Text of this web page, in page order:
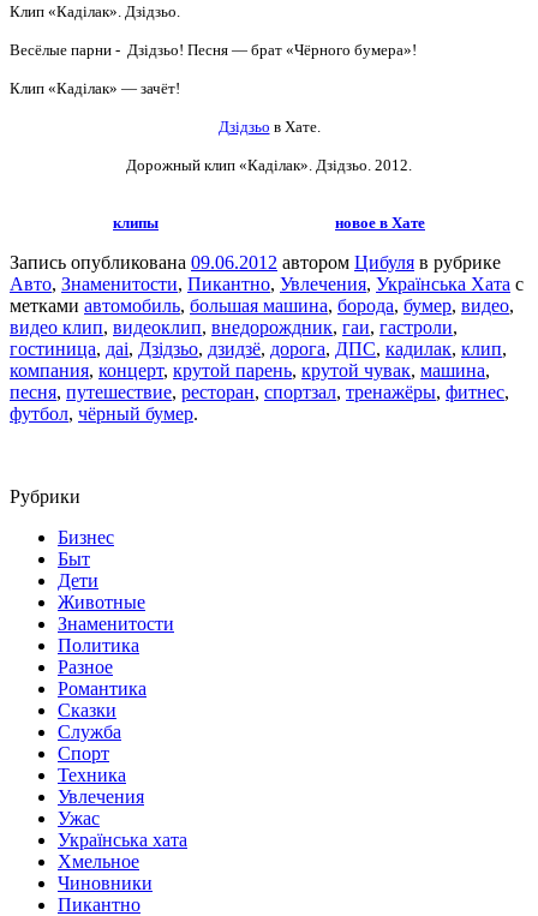
Клип «Каділак». Дзідзьо.
Весёлые парни - Дзідзьо! Песня — брат «Чёрного бумера»!
Клип «Каділак» — зачёт!
Дзідзьо в Хате.
Дорожный клип «Каділак». Дзідзьо . 2012.
клипы новое в Хате
Запись опубликована 09.06.2012 автором Цибуля в рубрике
Авто, Знаменитости, Пикантно, Увлечения, Українська Хата с
метками автомобиль, большая машина, борода, бумер, видео,
видео клип, видеоклип, внедорождник, гаи, гастроли,
гостиница, даі, Дзідзьо, дзидзё, дорога, ДПС, кадилак, клип,
компания, концерт, крутой парень, крутой чувак, машина,
песня, путешествие, ресторан, спортзал, тренажёры, фитнес,
футбол, чёрный бумер.
Рубрики
Бизнес
Быт
Дети
Животные
Знаменитости
Политика
Разное
Романтика
Сказки
Служба
Спорт
Техника
Увлечения
Ужас
Українська хата
Хмельное
Чиновники
Пикантно